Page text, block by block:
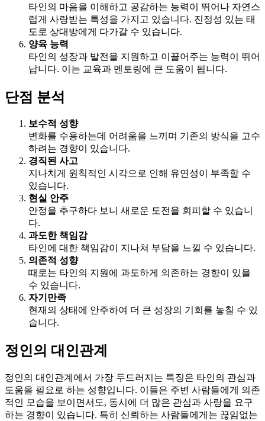
타인의 마음을 이해하고 공감하는 능력이 뛰어나 자연스
럽게 사랑받는 특성을 가지고 있습니다. 진정성 있는 태
도로 상대방에게 다가갈 수 있습니다.
양육 능력
타인의 성장과 발전을 지원하고 이끌어주는 능력이 뛰어
납니다. 이는 교육과 멘토링에 큰 도움이 됩니다.
단점 분석
보수적 성향
변화를 수용하는데 어려움을 느끼며 기존의 방식을 고수
하려는 경향이 있습니다.
경직된 사고
지나치게 원칙적인 시각으로 인해 유연성이 부족할 수
있습니다.
현실 안주
안정을 추구하다 보니 새로운 도전을 회피할 수 있습니
다.
과도한 책임감
타인에 대한 책임감이 지나쳐 부담을 느낄 수 있습니다.
의존적 성향
때로는 타인의 지원에 과도하게 의존하는 경향이 있을
수 있습니다.
자기만족
현재의 상태에 안주하여 더 큰 성장의 기회를 놓칠 수 있
습니다.
정인의 대인관계
정인의 대인관계에서 가장 두드러지는 특징은 타인의 관심과
도움을 필요로 하는 성향입니다. 이들은 주변 사람들에게 의존
적인 모습을 보이면서도, 동시에 더 많은 관심과 사랑을 요구
하는 경향이 있습니다. 특히 신뢰하는 사람들에게는 끊임없는